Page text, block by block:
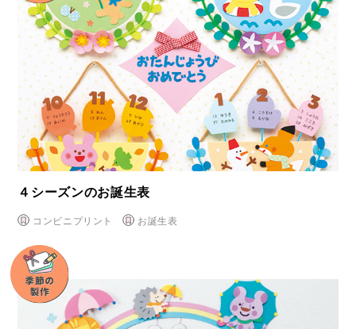
４シーズンのお誕生表
コンビニプリント お誕生表